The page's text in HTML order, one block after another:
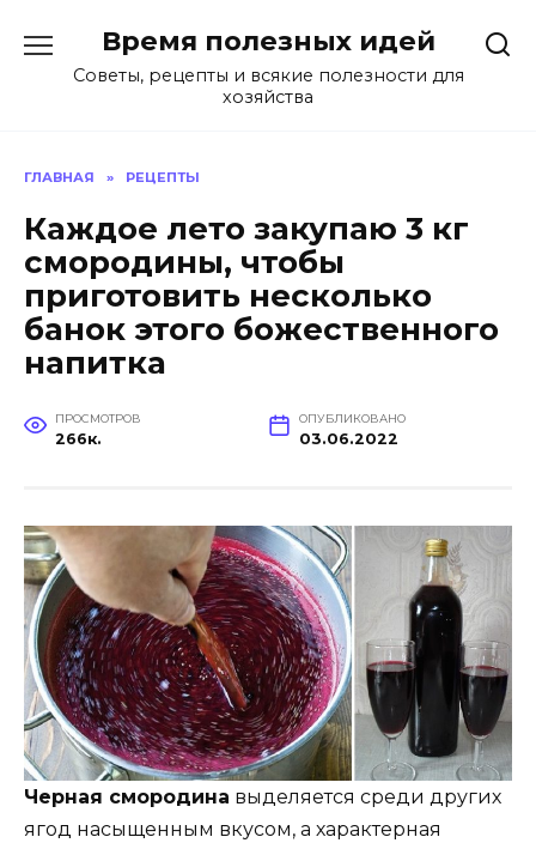
содержанию
Время полезных идей
Советы, рецепты и всякие полезности для
хозяйства
ГЛАВНАЯ » РЕЦЕПТЫ
Каждое лето закупаю 3 кг
смородины, чтобы
приготовить несколько
банок этого божественного
напитка
ПРОСМОТРОВ
266к.
ОПУБЛИКОВАНО
03.06.2022
Черная смородина выделяется среди других
ягод насыщенным вкусом, а характерная